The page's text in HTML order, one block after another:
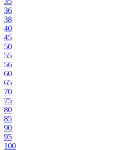
36
38
40
45
50
55
56
60
65
70
75
80
85
90
95
100